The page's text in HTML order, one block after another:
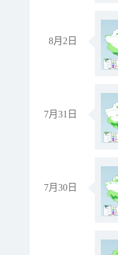
8月2日
7月31日
7月30日